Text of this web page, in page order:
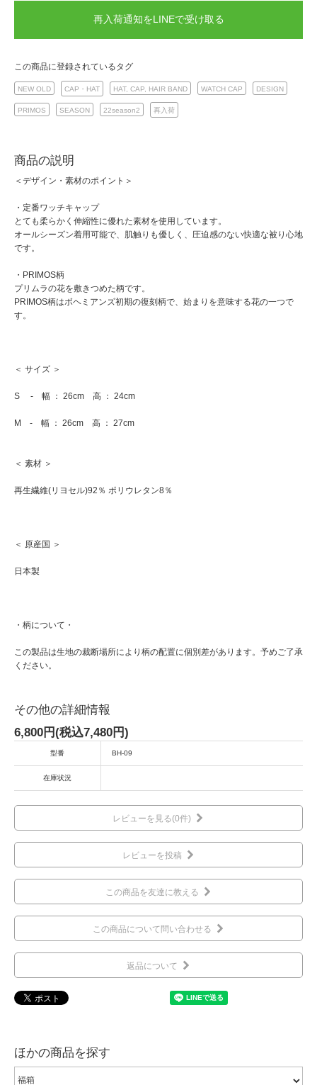
再入荷通知をLINEで受け取る
この商品に登録されているタグ
NEW OLD CAP・HAT HAT, CAP, HAIR BAND WATCH CAP DESIGN
PRIMOS SEASON 22season2 再入荷
商品の説明
＜デザイン・素材のポイント＞
・定番ワッチキャップ
とても柔らかく伸縮性に優れた素材を使用しています。
オールシーズン着用可能で、肌触りも優しく、圧迫感のない快適な被り心地
です。
・PRIMOS柄
プリムラの花を敷きつめた柄です。
PRIMOS柄はボヘミアンズ初期の復刻柄で、始まりを意味する花の一つで
す。
＜ サイズ ＞
S - 幅 ： 26cm 高 ： 24cm
M - 幅 ： 26cm 高 ： 27cm
＜ 素材 ＞
再生繊維(リヨセル)92％ ポリウレタン8％
＜ 原産国 ＞
日本製
・柄について・
この製品は生地の裁断場所により柄の配置に個別差があります。予めご了承
ください。
その他の詳細情報
6,800円(税込7,480円)
型番 BH-09
在庫状況
レビューを見る(0件)
レビューを投稿
この商品を友達に教える
この商品について問い合わせる
返品について
ほかの商品を探す